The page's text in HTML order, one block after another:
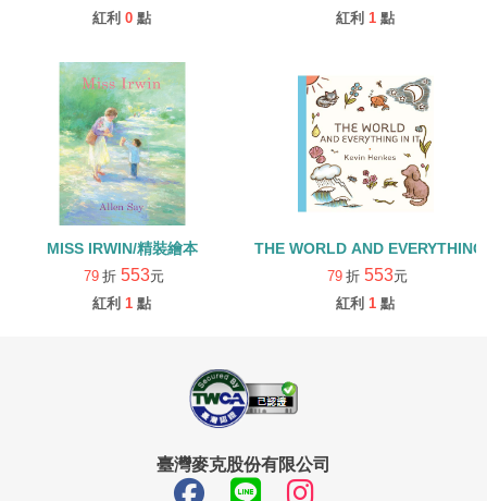
紅利 0 點
紅利 1 點
MISS IRWIN/精裝繪本
79 折 553元
紅利 1 點
THE WORLD AND
79 折 553元
紅利 1 點
臺灣麥克股份有限公司